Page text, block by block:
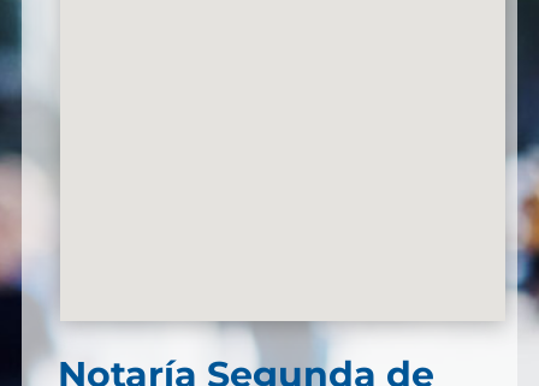
Notaría Segunda de